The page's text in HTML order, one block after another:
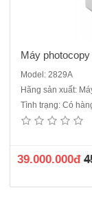
Máy
Model: 2829A
Hãng sản xuất:
Tình trạng: Có
39.000.000đ
Máy photocopy
chuyển lắp đặt